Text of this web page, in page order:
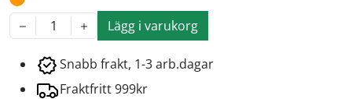
1 Lägg i varukorg
Snabb frakt, 1-3 arb.dagar
Fraktfritt 999kr